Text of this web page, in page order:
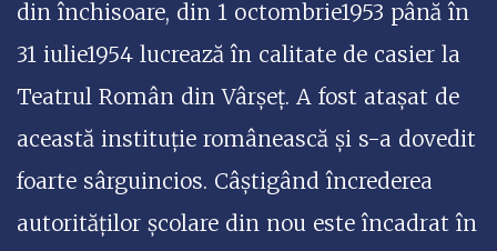
din închisoare, din 1 octombrie1953 până în
31 iulie1954 lucrează în calitate de casier la
Teatrul Român din Vârșeț. A fost atașat de
această instituție românească și s-a dovedit
foarte sârguincios. Câștigând încrederea
autorităților școlare din nou este încadrat în